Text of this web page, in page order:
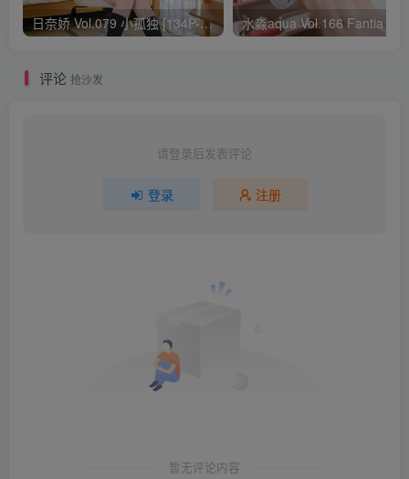
日奈娇 Vol.079 小孤独 [134P-1.84GB]
评论 抢沙发
请登录后发表评论
登录 注册
暂无评论内容